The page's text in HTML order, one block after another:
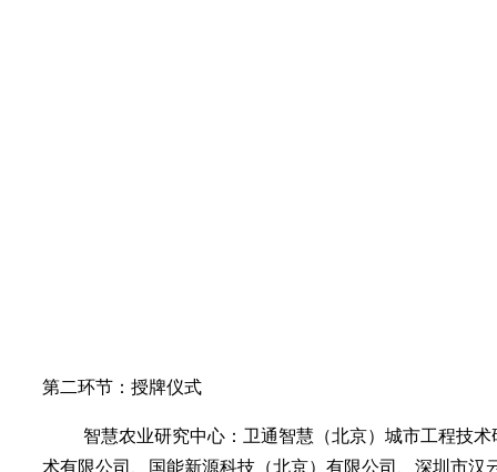
第二环节：授牌仪式
智慧农业研究中心：卫通智慧（北京）城市工程技
术有限公司、国能新源科技（北京）有限公司、深圳市汉